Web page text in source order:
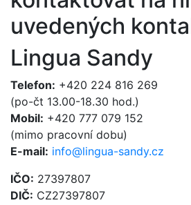
uvedených
Lingua Sandy
Telefon: +420 224 816 269
(po-čt 13.00-18.30 hod.)
Mobil: +420 777 079 152
(mimo pracovní dobu)
E-mail: info@lingua-sandy.cz
IČO: 27397807
DIČ: CZ27397807